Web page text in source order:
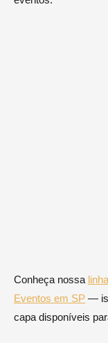
Conheça nossa
Eventos em SP —
capa disponíveis